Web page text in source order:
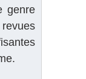
genre